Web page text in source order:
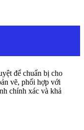
để chuẩn bị cho
vẽ, phối hợp với
chính xác và khả